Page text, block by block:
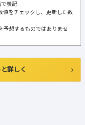
で表記
をチェックし、更新した数
予想するものではありませ
詳しく